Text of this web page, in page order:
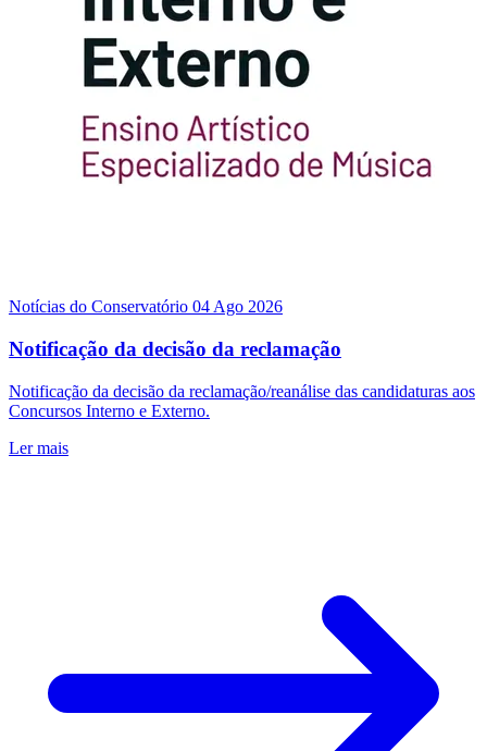
Notícias do Conservatório 04 Ago 2026
Notificação da decisão da reclamação
Notificação da decisão da reclamação/reanálise das candidaturas aos
Concursos Interno e Externo.
Ler mais